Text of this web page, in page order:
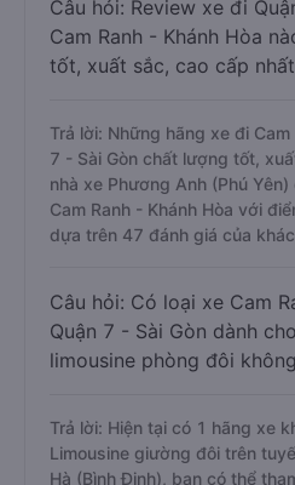
Câu hỏi: Review xe đi
Cam Ranh - Khánh Hòa
tốt, xuất sắc, cao cấp
Trả lời: Những hãng xe đi Cam
7 - Sài Gòn chất lượng tốt,
nhà xe Phương Anh (Phú
Cam Ranh - Khánh Hòa với
dựa trên 47 đánh giá của
Câu hỏi: Có loại xe Cam
Quận 7 - Sài Gòn dành
limousine phòng đôi
Trả lời: Hiện tại có 1 hãng xe
Limousine giường đôi trên
Hà (Bình Định), bạn có thể